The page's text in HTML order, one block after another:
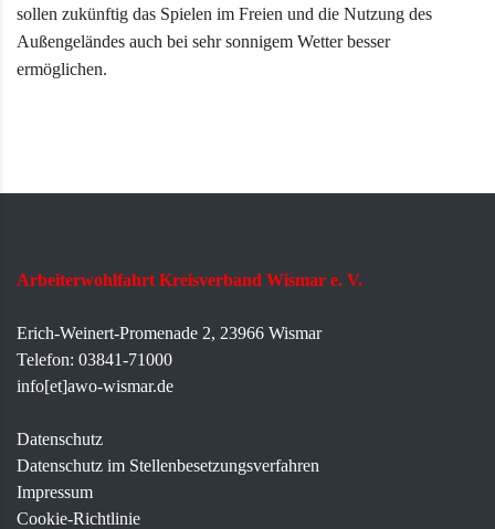
sollen zukünftig das Spielen im Freien und die Nutzung des
Außengeländes auch bei sehr sonnigem Wetter besser
ermöglichen.
Arbeiterwohlfahrt Kreisverband Wismar e. V.
Erich-Weinert-Promenade 2, 23966 Wismar
Telefon: 03841-71000
info[et]awo-wismar.de
Datenschutz
Datenschutz im Stellenbesetzungsverfahren
Impressum
Cookie-Richtlinie